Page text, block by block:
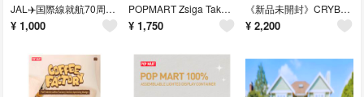
JAL✈️国際線就航70周年 オリジナル ハンドタオル※おまけ付き
¥ 1,000
POPMART Zsiga Take It Slow シリーズ
¥ 1,750
《新品未開封》CRYBABY Sad Club Series
¥ 2,200